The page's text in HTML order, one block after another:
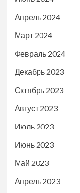
Апрель 2024
Март 2024
Февраль 2024
Декабрь 2023
Октябрь 2023
Август 2023
Июль 2023
Июнь 2023
Май 2023
Апрель 2023